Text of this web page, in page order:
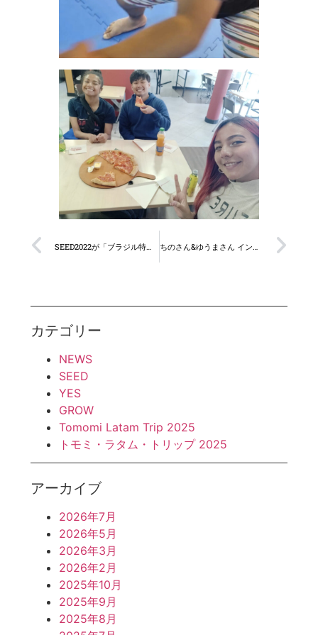
SEED2022が「ブラジル特報」に掲載されました！ ちのさん&ゆうまさん インタビュー
カテゴリー
NEWS
SEED
YES
GROW
Tomomi Latam Trip 2025
トモミ・ラタム・トリップ 2025
アーカイブ
2026年7月
2026年5月
2026年3月
2026年2月
2025年10月
2025年9月
2025年8月